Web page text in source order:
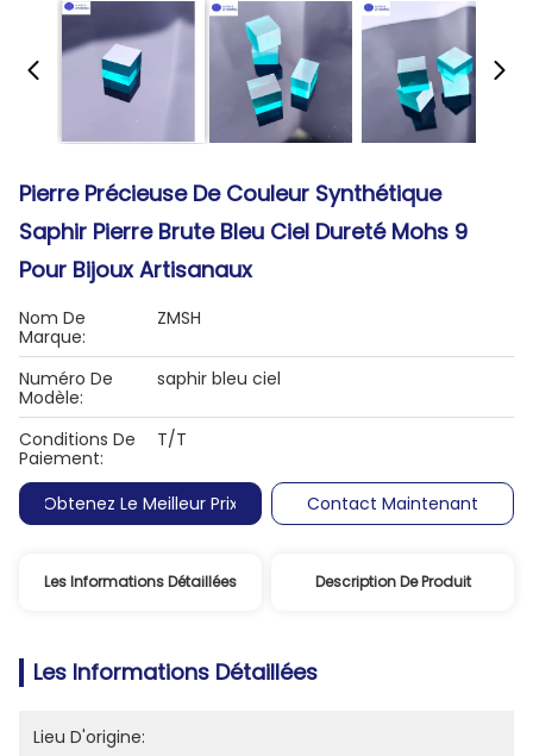
Pierre Précieuse De Couleur Synthétique
Saphir Pierre Brute Bleu Ciel Dureté Mohs 9
Pour Bijoux Artisanaux
Nom De
Marque:
ZMSH
Numéro De
Modèle:
saphir bleu ciel
Conditions De
Paiement:
T/T
Obtenez Le Meilleur Prix Contact Maintenant
Les Informations Détaillées Description De Produit
Les Informations Détaillées
Lieu D'origine: